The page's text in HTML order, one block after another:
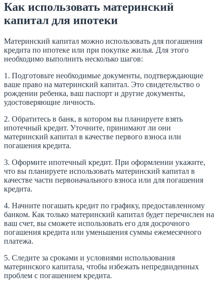
Как использовать материнский
капитал для ипотеки
Материнский капитал можно использовать для погашения
кредита по ипотеке или при покупке жилья. Для этого
необходимо выполнить несколько шагов:
1. Подготовьте необходимые документы, подтверждающие
ваше право на материнский капитал. Это свидетельство о
рождении ребенка, ваш паспорт и другие документы,
удостоверяющие личность.
2. Обратитесь в банк, в котором вы планируете взять
ипотечный кредит. Уточните, принимают ли они
материнский капитал в качестве первого взноса или
погашения кредита.
3. Оформите ипотечный кредит. При оформлении укажите,
что вы планируете использовать материнский капитал в
качестве части первоначального взноса или для погашения
кредита.
4. Начните погашать кредит по графику, предоставленному
банком. Как только материнский капитал будет перечислен на
ваш счет, вы сможете использовать его для досрочного
погашения кредита или уменьшения суммы ежемесячного
платежа.
5. Следите за сроками и условиями использования
материнского капитала, чтобы избежать непредвиденных
проблем с погашением кредита.